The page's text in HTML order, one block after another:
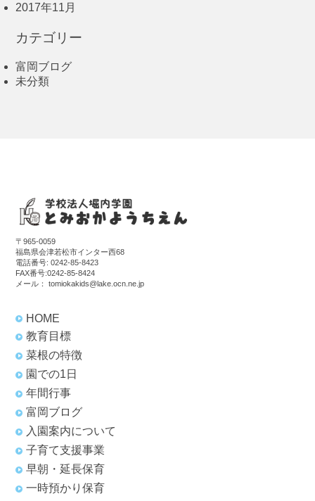
2017年11月
カテゴリー
富岡ブログ
未分類
〒965-0059
福島県会津若松市インター西68
電話番号:0242-85-8423
FAX番号:0242-85-8424
メール：tomiokakids@lake.ocn.ne.jp
HOME
教育目標
菜根の特徴
園での1日
年間行事
富岡ブログ
入園案内について
子育て支援事業
早朝・延長保育
一時預かり保育